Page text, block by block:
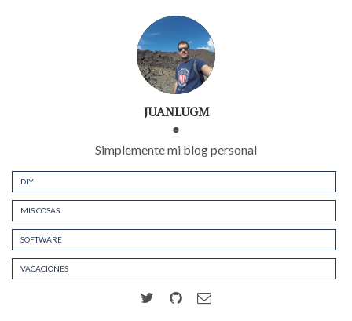
JUANLUGM
Simplemente mi blog personal
DIY
MIS COSAS
SOFTWARE
VACACIONES